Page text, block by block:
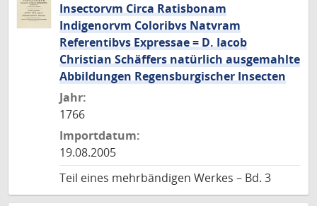
Insectorvm Circa Ratisbonam
Indigenorvm Coloribvs Natvram
Referentibvs Expressae = D. Iacob
Christian Schäffers natürlich ausgemahlte
Abbildungen Regensburgischer Insecten
Jahr:
1766
Importdatum:
19.08.2005
Teil eines mehrbändigen Werkes – Bd. 3